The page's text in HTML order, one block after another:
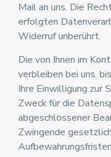
Mail an uns. Die
erfolgten
Widerruf unberührt.
Die von Ihnen im
verbleiben bei uns,
Ihre Einwilligung zur
Zweck für die
abgeschlossener
Zwingende